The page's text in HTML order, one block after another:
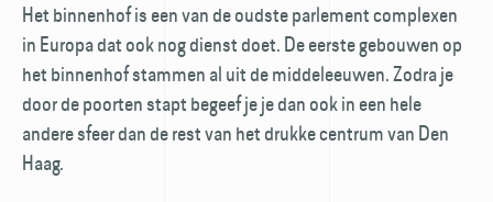
Het binnenhof is een van de oudste parlement complexen
in Europa dat ook nog dienst doet. De eerste gebouwen op
het binnenhof stammen al uit de middel­eeuwen. Zodra je
door de poorten stapt begeef je je dan ook in een hele
andere sfeer dan de rest van het drukke centrum van Den
Haag.